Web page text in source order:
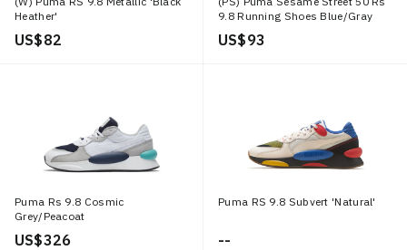
Heather'
US$ 82
9.8 Running Shoes Blue/Gray
'Grey'
US$ 93
Puma Rs 9.8 Cosmic
Grey/Peacoat
US$ 326
Puma RS 9.8 Subvert 'Natural'
--